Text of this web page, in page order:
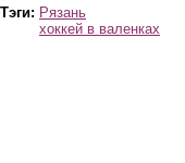
Тэги: Рязань
хоккей в валенках